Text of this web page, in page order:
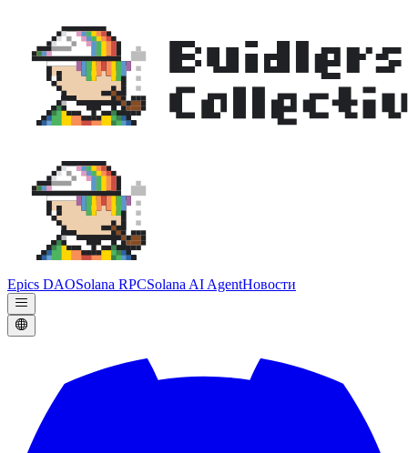
Epics DAOSolana RPCSolana AI AgentНовости